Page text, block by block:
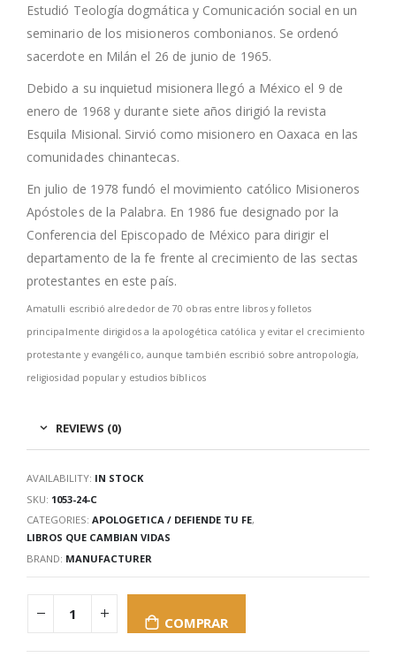
Estudió Teología dogmática y Comunicación social en un
seminario de los misioneros combonianos. Se ordenó
sacerdote en Milán el 26 de junio de 1965.
Debido a su inquietud misionera llegó a México el 9 de
enero de 1968 y durante siete años dirigió la revista
Esquila Misional. Sirvió como misionero en Oaxaca en las
comunidades chinantecas.
En julio de 1978 fundó el movimiento católico Misioneros
Apóstoles de la Palabra. En 1986 fue designado por la
Conferencia del Episcopado de México para dirigir el
departamento de la fe frente al crecimiento de las sectas
protestantes en este país.
Amatulli escribió alrededor de 70 obras entre libros y folletos
principalmente dirigidos a la apologética católica y evitar el crecimiento
protestante y evangélico, aunque también escribió sobre antropología,
religiosidad popular y estudios bíblicos
REVIEWS (0)
AVAILABILITY: IN STOCK
SKU: 1053-24-C
CATEGORIES: APOLOGETICA / DEFIENDE TU FE,
LIBROS QUE CAMBIAN VIDAS
BRAND: MANUFACTURER
COMPRAR